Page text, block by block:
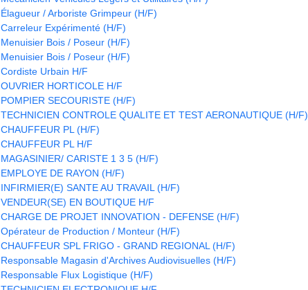
Élagueur / Arboriste Grimpeur (H/F)
Carreleur Expérimenté (H/F)
Menuisier Bois / Poseur (H/F)
Menuisier Bois / Poseur (H/F)
Cordiste Urbain H/F
OUVRIER HORTICOLE H/F
POMPIER SECOURISTE (H/F)
TECHNICIEN CONTROLE QUALITE ET TEST AERONAUTIQUE (H/F)
CHAUFFEUR PL (H/F)
CHAUFFEUR PL H/F
MAGASINIER/ CARISTE 1 3 5 (H/F)
EMPLOYE DE RAYON (H/F)
INFIRMIER(E) SANTE AU TRAVAIL (H/F)
VENDEUR(SE) EN BOUTIQUE H/F
CHARGE DE PROJET INNOVATION - DEFENSE (H/F)
Opérateur de Production / Monteur (H/F)
CHAUFFEUR SPL FRIGO - GRAND REGIONAL (H/F)
Responsable Magasin d'Archives Audiovisuelles (H/F)
Responsable Flux Logistique (H/F)